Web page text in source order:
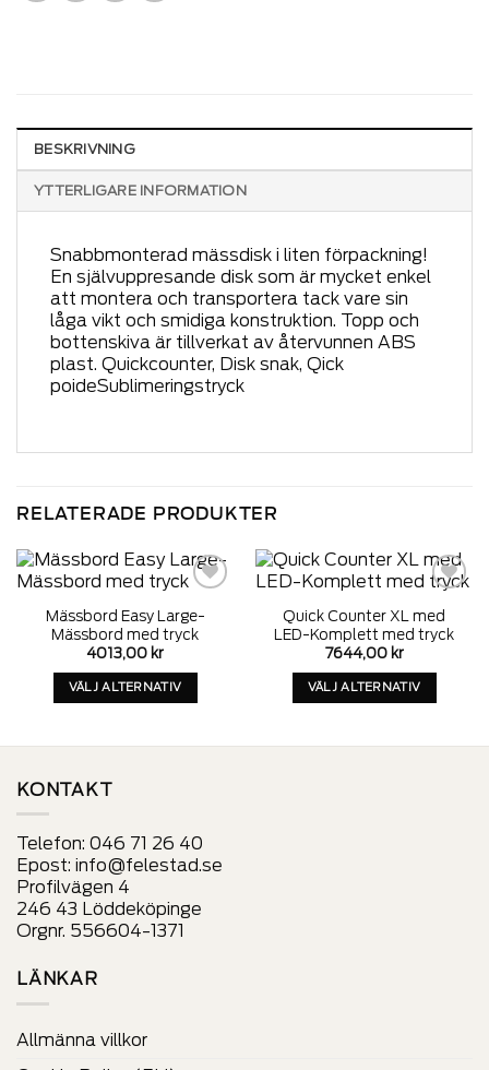
BESKRIVNING
YTTERLIGARE INFORMATION
Snabbmonterad mässdisk i liten förpackning!
En självuppresande disk som är mycket enkel
att montera och transportera tack vare sin
låga vikt och smidiga konstruktion. Topp och
bottenskiva är tillverkat av återvunnen ABS
plast. Quickcounter, Disk snak, Qick
poideSublimeringstryck
RELATERADE PRODUKTER
wishlist
Mässbord Easy Large-
Mässbord med tryck
4013,00 kr
VÄLJ ALTERNATIV
väljas
på
produktens
sida
wishlist
Quick Counter XL med
LED-Komplett med tryck
7644,00 kr
VÄLJ ALTERNATIV
KONTAKT
Telefon: 046 71 26 40
Epost: info@felestad.se
Profilvägen 4
246 43 Löddeköpinge
Orgnr. 556604-1371
LÄNKAR
Allmänna villkor